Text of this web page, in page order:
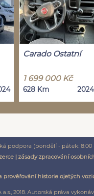
Carado Ostatní
1 699 000 Kč
628 Km 2024
podpora (pondělí - pátek: 8:00 -
| zásady zpracování
prověřování historie ojetých
2018. Autorská práva